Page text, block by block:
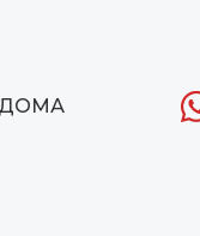
ДОМА